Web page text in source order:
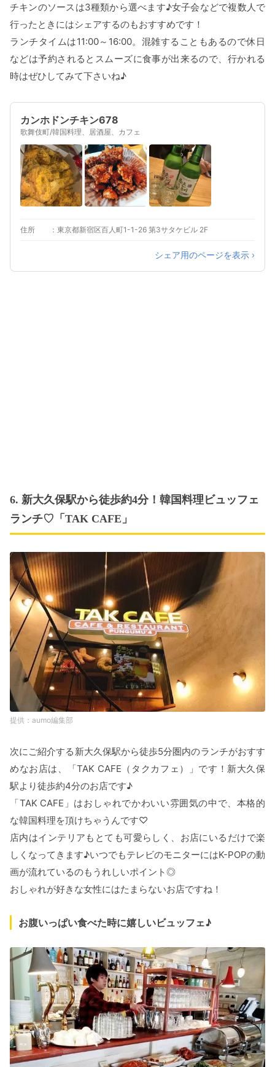
チキンのソースは3種類から選べます♪女子会などで複数人で
行ったときにはシェアするのもおすすめです！
ランチタイムは11:00～16:00。混雑することもあるので休日
などは予約されるとスムーズに食事が出来るので、行かれる
時はぜひしてみて下さいね♪
カンホドンチキン678
歌舞伎町/韓国料理、居酒屋、カフェ
住所 東京都新宿区百人町1-1-26 第3サタケビル 2F
シェア用のページを表示 ›
6. 新大久保駅から徒歩約4分！韓国料理ビュッフェ
ランチ♡「TAK CAFE」
aumo編集部
次にご紹介する新大久保駅から徒歩5分圏内のランチがおすす
めなお店は、「TAK CAFE（タクカフェ）」です！新大久保
駅より徒歩約4分のお店です♪
「TAK CAFE」はおしゃれでかわいい雰囲気の中で、本格的
な韓国料理を頂けちゃうんです♡
店内はインテリアもとても可愛らしく、お店にいるだけで楽
しくなってきます♪いつでもテレビのモニターにはK-POPの動
画が流れているのもうれしいポイント◎
おしゃれが好きな女性にはたまらないお店ですね！
お腹いっぱい食べた時に嬉しいビュッフェ♪